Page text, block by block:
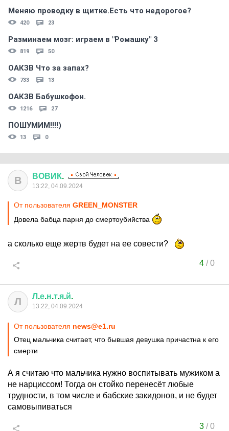
Меняю проводку в щитке.Есть что недорогое?
420 23
Разминаем мозг: играем в "Ромашку" 3
819 50
ОАКЗВ Что за запах?
733 13
ОАКЗВ Бабушкофон.
1216 27
ПОШУМИМ!!!!)
13 0
В ВОВИК.
13:22, 04.09.2024
От пользователя GREEN_MONSTER
Довела бабца парня до смертоубийства
а сколько еще жертв будет на ее совести?
4/0
Л Л .е.н.т.я.й.
13:22, 04.09.2024
От пользователя news@e1.ru
Отец мальчика считает, что бывшая девушка причастна к его
смерти
А я считаю что мальчика нужно воспитывать мужиком а
не нарциссом! Тогда он стойко перенесёт любые
трудности, в том числе и бабские закидонов, и не будет
самовыпиваться
3/0